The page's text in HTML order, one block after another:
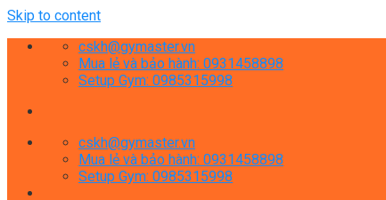
Skip to content
cskh@gymaster.vn
Mua lẻ và bảo hành: 0931458898
Setup Gym: 0985315998
cskh@gymaster.vn
Mua lẻ và bảo hành: 0931458898
Setup Gym: 0985315998